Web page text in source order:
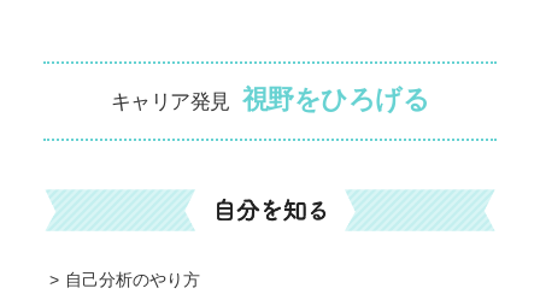
キャリア発見 視野をひろげる
自己分析のやり方